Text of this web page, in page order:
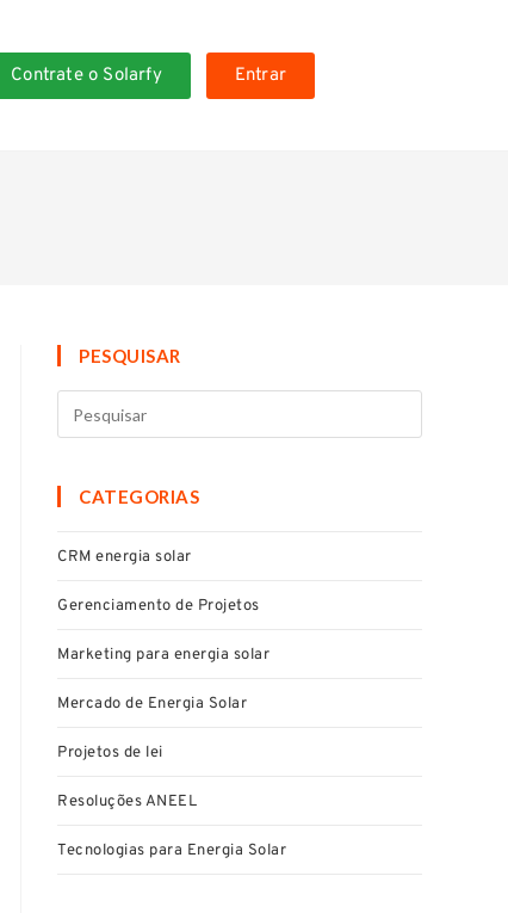
Contrate o Solarfy Entrar
PESQUISAR
CATEGORIAS
CRM energia solar
Gerenciamento de Projetos
Marketing para energia solar
Mercado de Energia Solar
Projetos de lei
Resoluções ANEEL
Tecnologias para Energia Solar